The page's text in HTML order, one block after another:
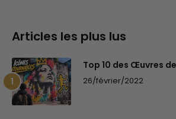
Articles les plus lus
Top 10 des Œuvres
26/février/2022